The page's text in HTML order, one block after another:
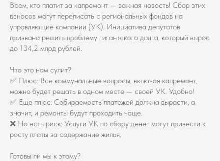
Всем, кто платит за капремонт — важная новость! Сбор этих
взносов могут переписать с региональных фондов на
управляющие компании (УК). Инициатива депутатов
призвана решить проблему гигантского долга, который вырос
до 134,2 млрд рублей.
Что это нам сулит?
✅ Плюс: Все коммунальные вопросы, включая капремонт,
можно будет решать в одном месте — своей УК. Удобно!
✅ Еще плюс: Собираемость платежей должна вырасти, а
значит, и ремонты будут проходить чаще.
❌ Но есть риск: Услуги УК по сбору денег могут привести к
росту платы за содержание жилья.
Готовы ли мы к этому?